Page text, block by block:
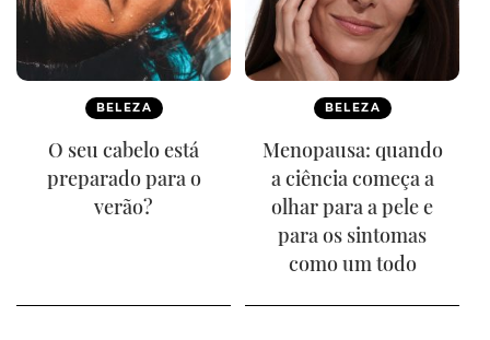
BELEZA
O seu cabelo está
preparado para o
verão?
BELEZA
Menopausa: quando
a ciência começa a
olhar para a pele e
para os sintomas
como um todo